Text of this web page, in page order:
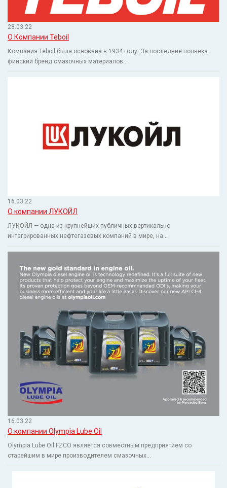
28.03.22
О Компании Teboil
Компания Teboil была основана в 1934 году. За последние полвека
финский бренд смазочных материалов...
16.03.22
О компании ЛУКОЙЛ
ЛУКОЙЛ — одна из крупнейших публичных вертикально
интегрированных нефтегазовых компаний в мире, на...
16.03.22
О компании Olympia Lube Oil
Olympia Lube Oil FZCO является совместным предприятием со
старейшим в мире производителем смазочных...